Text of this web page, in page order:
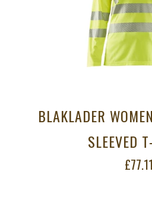
BLAKLADER
SLEEVED
£77.11